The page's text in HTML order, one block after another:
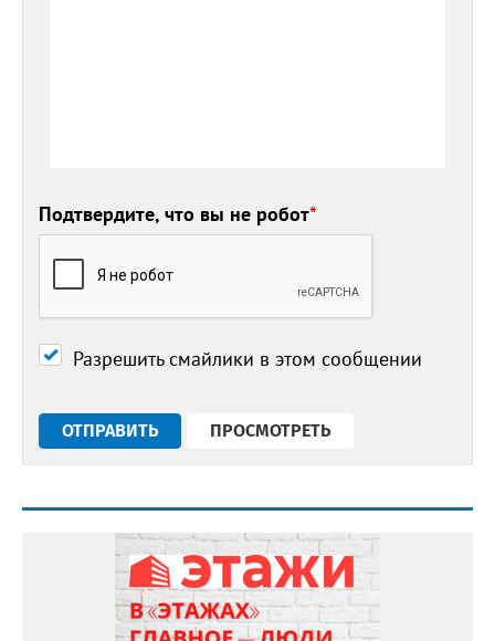
Подтвердите, что вы не робот*
Разрешить смайлики в этом сообщении